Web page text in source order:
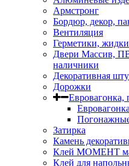
Армстронг
Бордюр, декор,
Вентиляция
Герметики,
Двери Массив,
наличники
Декоративная
Дорожки
Евровагонка,
Погонажные
Затирка
Камень
Клей МОМЕНТ
Клей для